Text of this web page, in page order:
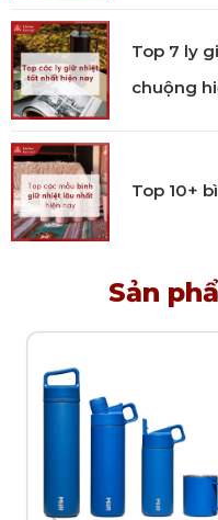
Các bé nhỏ ở nhà chắc
của ZOKU bởi hình
tượng và tạo nhiều sự
Top 7 ly
chuộng
Top 10+
Sản